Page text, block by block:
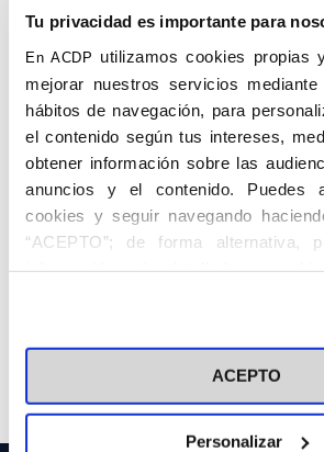
Tu privacidad es importante para
En ACDP utilizamos cookies propias
mejorar nuestros servicios
hábitos de navegación, para
el contenido según tus intereses,
obtener información sobre las
anuncios y el contenido. Puedes
cookies y seguir navegando
“ACEPTO”; de forma alternativa,
información más detallada y
en el botón "Personalizar". Para más
visitar nuestra Política de Cookies
ACEPTO
Personalizar